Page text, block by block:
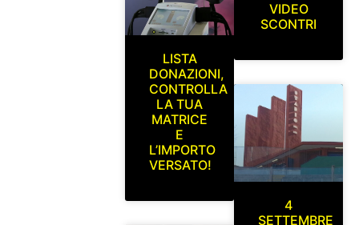
LISTA
DONAZIONI,
CONTROLLA
LA TUA
MATRICE
E
L’IMPORTO
VERSATO!
VIDEO
SCONTRI
4
SETTEMBRE